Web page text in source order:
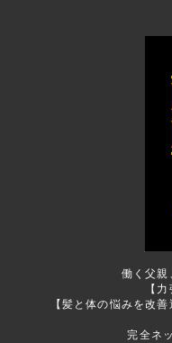
働く父親
【
【髪と体の悩みを改
完全ネ